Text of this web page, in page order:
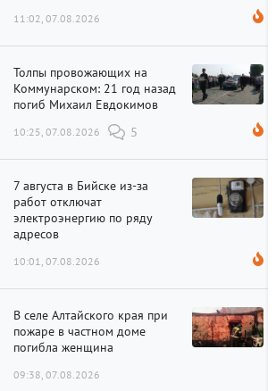
11:02, 07.08.2026
Толпы провожающих на
Коммунарском: 21 год назад
погиб Михаил Евдокимов
10:25, 07.08.2026 5
7 августа в Бийске из-за
работ отключат
электроэнергию по ряду
адресов
10:01, 07.08.2026
В селе Алтайского края при
пожаре в частном доме
погибла женщина
09:38, 07.08.2026